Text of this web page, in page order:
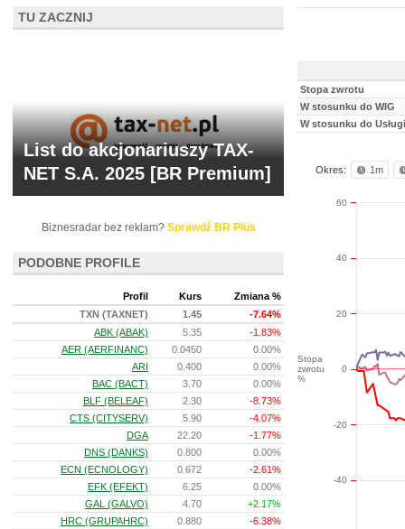
Stopa zwrotu
W stosunku do WIG
W stosunku do
Okres: 1m
Stopa
zwrotu
%
-40
-20
0
20
40
60
TU ZACZNIJ
List do akcjonariuszy TAX-
NET S.A. 2025 [BR Premium]
Biznesradar bez reklam? Sprawdź BR Plus
PODOBNE PROFILE
Profil Kurs
Zmiana %
TXN (TAXNET)
1.45
-7.64%
ABK (ABAK)
5.35
-1.83%
AER (AERFINANC)
0.0450
0.00%
ARI
0.400
0.00%
BAC (BACT)
3.70
0.00%
BLF (BELEAF)
2.30
-8.73%
CTS (CITYSERV)
5.90
-4.07%
DGA
22.20
-1.77%
DNS (DANKS)
0.800
0.00%
ECN (ECNOLOGY)
0.672
-2.61%
EFK (EFEKT)
6.25
0.00%
GAL (GALVO)
4.70
+2.17%
HRC (GRUPAHRC)
0.880
-6.38%